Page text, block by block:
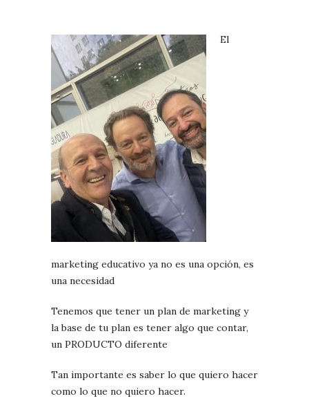
El
marketing educativo ya no es una opción, es
una necesidad
Tenemos que tener un plan de marketing y
la base de tu plan es tener algo que contar,
un PRODUCTO diferente
Tan importante es saber lo que quiero hacer
como lo que no quiero hacer.